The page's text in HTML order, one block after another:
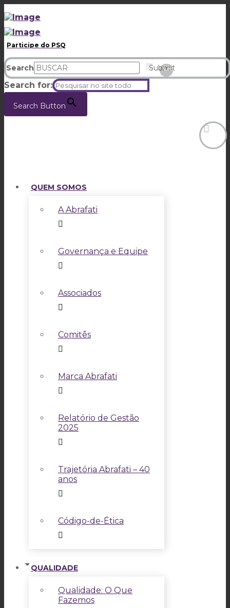
Participe do PSQ
Search Submit
Clear
Search for:
Search Button
QUEM SOMOS
A Abrafati
Governança e Equipe
Associados
Comitês
Marca Abrafati
Relatório de Gestão
2025
Trajetória Abrafati – 40
anos
Código-de-Ética
QUALIDADE
Qualidade: O Que
Fazemos